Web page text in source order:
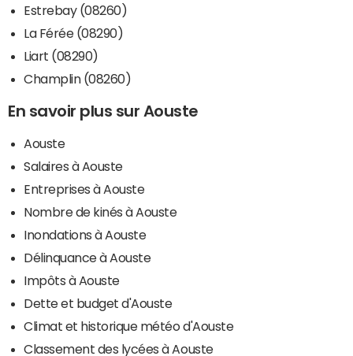
Estrebay (08260)
La Férée (08290)
Liart (08290)
Champlin (08260)
En savoir plus sur Aouste
Aouste
Salaires à Aouste
Entreprises à Aouste
Nombre de kinés à Aouste
Inondations à Aouste
Délinquance à Aouste
Impôts à Aouste
Dette et budget d'Aouste
Climat et historique météo d'Aouste
Classement des lycées à Aouste